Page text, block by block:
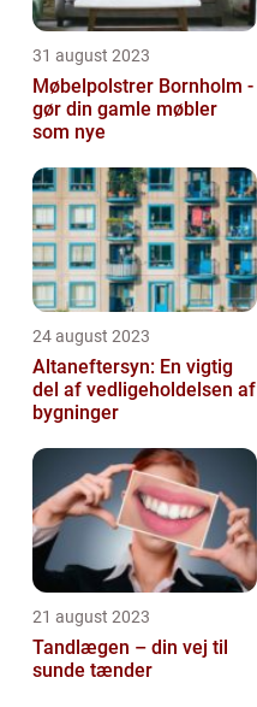
31 august 2023
Møbelpolstrer Bornholm -
gør din gamle møbler
som nye
24 august 2023
Altaneftersyn: En vigtig
del af vedligeholdelsen af
bygninger
21 august 2023
Tandlægen – din vej til
sunde tænder